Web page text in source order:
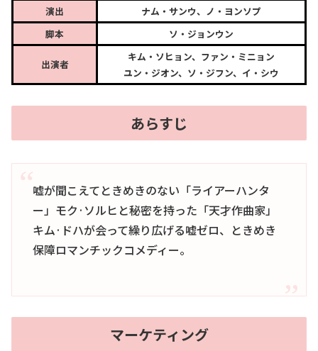
演出
ナム・サンウ、ノ・ヨンソプ
脚本
ソ・ジョンウン
出演者
キム・ソヒョン、ファン・ミニョン
ユン・ジオン、ソ・ジフン、イ・シウ
あらすじ
嘘が聞こえてときめきのない「ライアーハンタ
ー」モク·ソルヒと秘密を持った「天才作曲家」
キム·ドハが会って繰り広げる嘘ゼロ、ときめき
保障ロマンチックコメディー。
マーケティング